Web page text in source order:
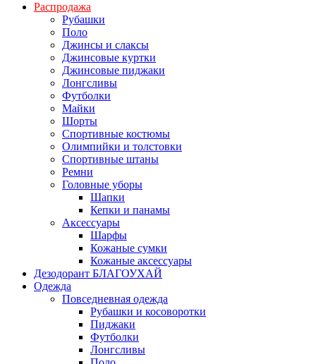
Распродажа
Рубашки
Поло
Джинсы и слаксы
Джинсовые куртки
Джинсовые пиджаки
Лонгсливы
Футболки
Майки
Шорты
Спортивные костюмы
Олимпийки и толстовки
Спортивные штаны
Ремни
Головные уборы
Шапки
Кепки и панамы
Аксессуары
Шарфы
Кожаные сумки
Кожаные аксессуары
Дезодорант БЛАГОУХАЙ
Одежда
Повседневная одежда
Рубашки и косоворотки
Пиджаки
Футболки
Лонгсливы